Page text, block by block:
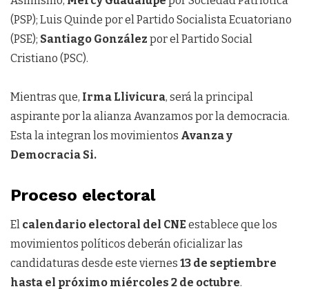
(PSP); Luis Quinde por el Partido Socialista Ecuatoriano
(PSE); Santiago González por el Partido Social
Cristiano (PSC).
Mientras que, Irma Llivicura, será la principal
aspirante por la alianza Avanzamos por la democracia.
Esta la integran los movimientos Avanza y
Democracia Si.
Proceso electoral
El calendario electoral del CNE establece que los
movimientos políticos deberán oficializar las
candidaturas desde este viernes 13 de septiembre
hasta el próximo miércoles 2 de octubre.